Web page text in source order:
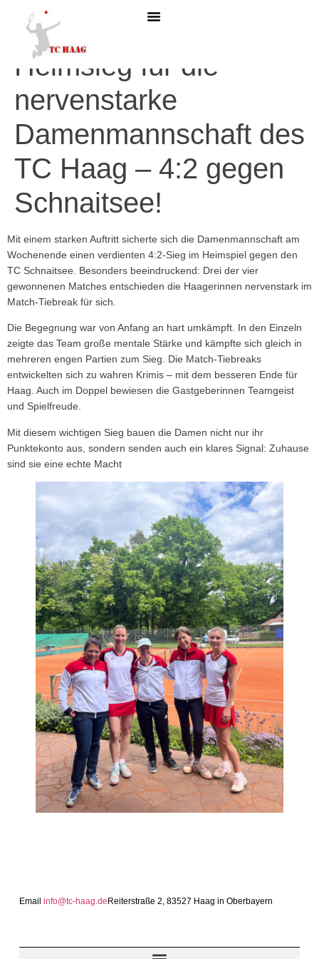
Heimsieg für die
nervenstarke
Damenmannschaft des
TC Haag – 4:2 gegen
Schnaitsee!
Mit einem starken Auftritt sicherte sich die Damenmannschaft am
Wochenende einen verdienten 4:2-Sieg im Heimspiel gegen den
TC Schnaitsee. Besonders beeindruckend: Drei der vier
gewonnenen Matches entschieden die Haagerinnen nervenstark im
Match-Tiebreak für sich.
Die Begegnung war von Anfang an hart umkämpft. In den Einzeln
zeigte das Team große mentale Stärke und kämpfte sich gleich in
mehreren engen Partien zum Sieg. Die Match-Tiebreaks
entwickelten sich zu wahren Krimis – mit dem besseren Ende für
Haag. Auch im Doppel bewiesen die Gastgeberinnen Teamgeist
und Spielfreude.
Mit diesem wichtigen Sieg bauen die Damen nicht nur ihr
Punktekonto aus, sondern senden auch ein klares Signal: Zuhause
sind sie eine echte Macht
Email info@tc-haag.de Reiterstraße 2, 83527 Haag in Oberbayern